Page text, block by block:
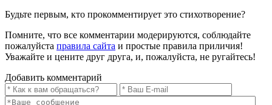
Будьте первым, кто прокомментирует это стихотворение?
Помните, что все комментарии модерируются, соблюдайте
пожалуйста правила сайта и простые правила приличия!
Уважайте и цените друг друга, и, пожалуйста, не ругайтесь!
Добавить комментарий